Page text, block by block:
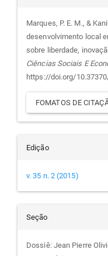
do
artigo
Marques, P. E. M., &
desenvolvimento local
sobre liberdade,
Ciências Sociais E
https://doi.org/
FOMATOS DE
Edição
v. 35 n. 2 (2015)
Seção
Dossiê: Jean Pierre